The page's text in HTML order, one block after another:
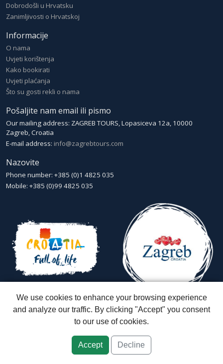
Dobrodošli u Hrvatsku
Zanimljivosti o Hrvatskoj
Informacije
O nama
Uvjeti korištenja
Kako bookirati
Uvjeti plaćanja
Što su gosti rekli o nama
Pošaljite nam email ili pismo
Our mailing address: ZAGREB TOURS, Lopasiceva 12a, 10000
Zagreb, Croatia
E-mail address: info@zagrebtours.com
Nazovite
Phone number: +385 (0)1 4825 035
Mobile: +385 (0)99 4825 035
Zagreb Tours - Lajbek ltd::Lopašićeva 12a, 10000 Zagreb
ID: HR-AB-01-080595067::Founded in 2007 by Davor Miškić & Igor
Capital stock: 20.000,00 kn paid in full
We use cookies to enhance your browsing experience
and analyze our traffic. By clicking "Accept" you consent
to our use of cookies.
Accept Decline